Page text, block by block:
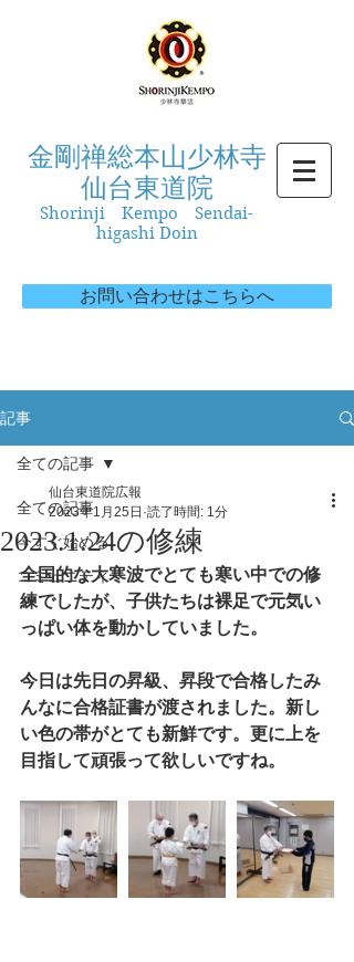
金剛禅総本山少林寺
仙台東道院
Shorinji Kempo Sendai-
higashi Doin
お問い合わせはこちらへ
記事
全ての記事
今すぐ始める
コミュニティ
全ての記事
2023.1.24の修練
仙台東道院広報
2023年1月25日 読了時間: 1分
全国的な大寒波でとても寒い中での修
練でしたが、子供たちは裸足で元気い
っぱい体を動かしていました。
今日は先日の昇級、昇段で合格したみ
んなに合格証書が渡されました。新し
い色の帯がとても新鮮です。更に上を
目指して頑張って欲しいですね。